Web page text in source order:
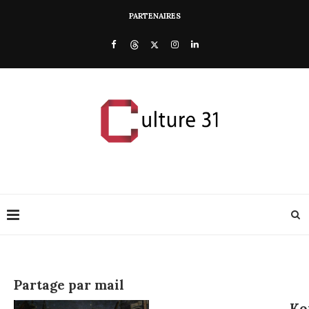
PARTENAIRES
Partage par mail